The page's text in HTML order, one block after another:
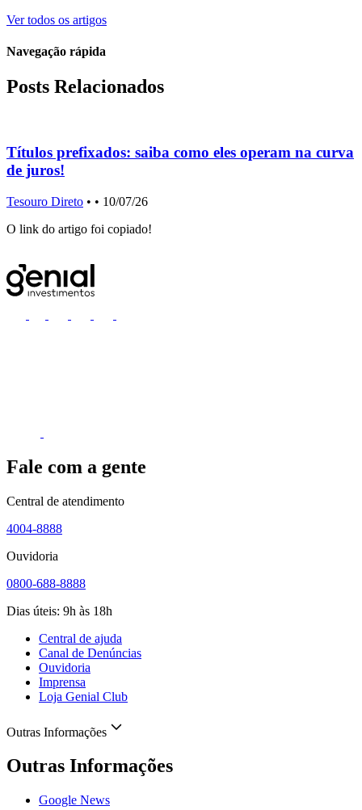
Ver todos os artigos
Navegação rápida
Posts Relacionados
Títulos prefixados: saiba como eles operam na curva
de juros!
Tesouro Direto • • 10/07/26
O link do artigo foi copiado!
Fale com a gente
Central de atendimento
4004-8888
Ouvidoria
0800-688-8888
Dias úteis: 9h às 18h
Central de ajuda
Canal de Denúncias
Ouvidoria
Imprensa
Loja Genial Club
Outras Informações
Outras Informações
Google News